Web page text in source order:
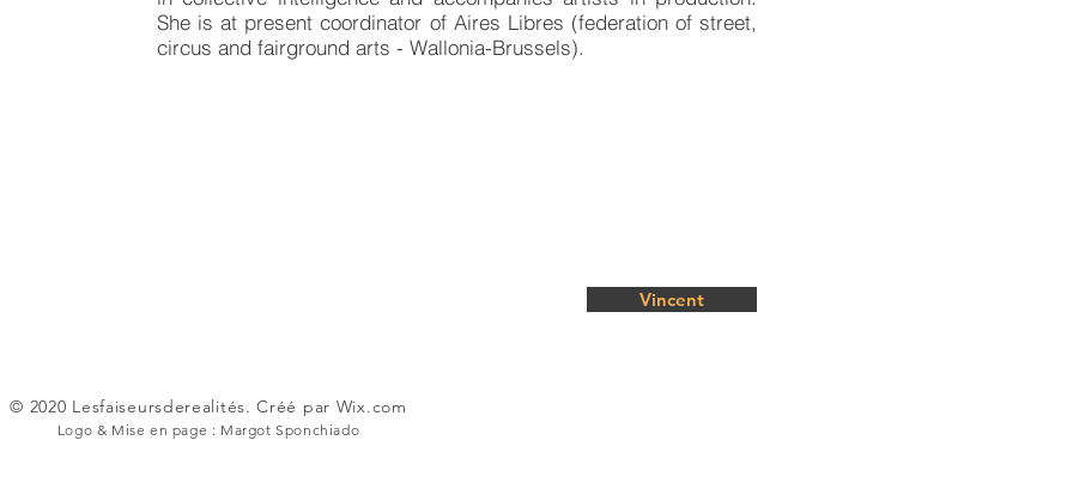
She is at present coordinator of Aires Libres (federation of street,
circus and fairground arts - Wallonia-Brussels).
Vincent
© 2020 Lesfaiseursderealités. Créé par Wix.com
Logo & Mise en page : Margot Sponchiado